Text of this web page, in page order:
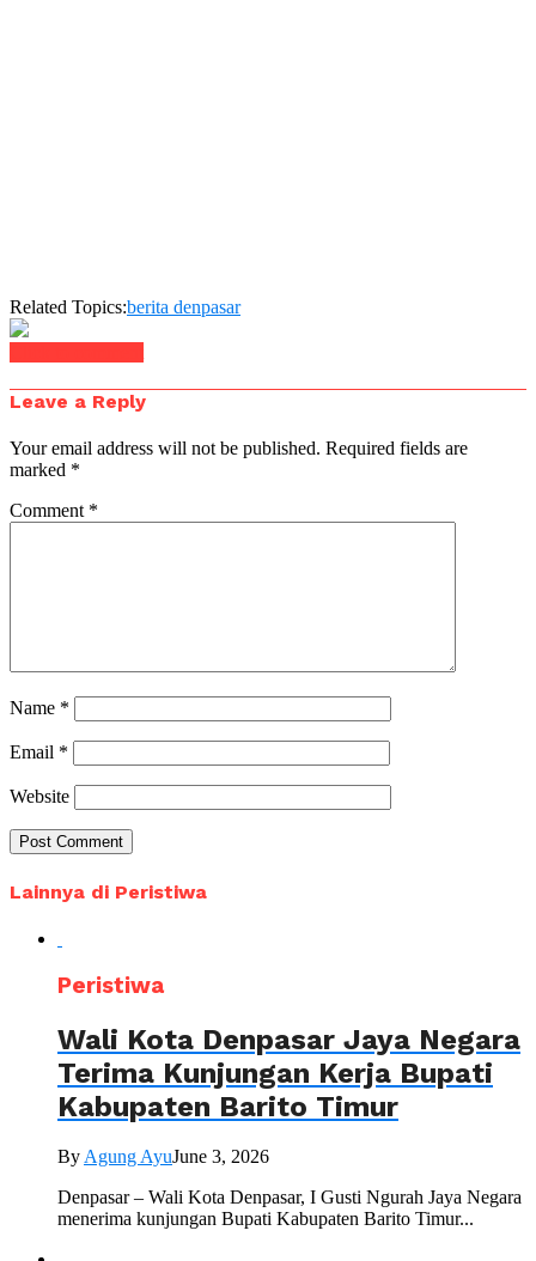
Related Topics:berita denpasar
Leave a Reply
Your email address will not be published. Required fields are
marked *
Comment *
Name *
Email *
Website
Lainnya di Peristiwa
Peristiwa
Wali Kota Denpasar Jaya Negara
Terima Kunjungan Kerja Bupati
Kabupaten Barito Timur
ByAgung AyuJune 3, 2026
Denpasar – Wali Kota Denpasar, I Gusti Ngurah Jaya Negara
menerima kunjungan Bupati Kabupaten Barito Timur...